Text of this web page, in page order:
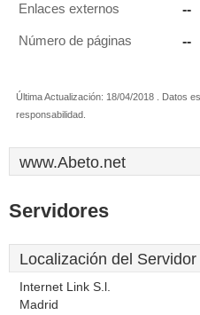
Enlaces externos --
Número de páginas --
Última Actualización: 18/04/2018 . Datos
responsabilidad.
www.Abeto.net
Servidores
Localización del Servidor
Internet Link S.l.
Madrid